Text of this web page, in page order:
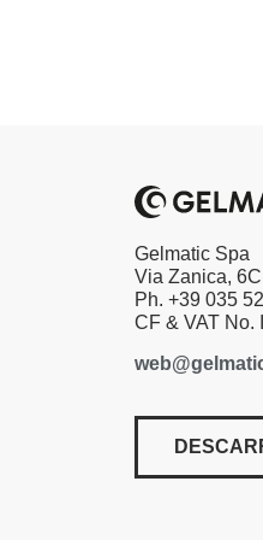
Gelmatic Spa
Via Zanica,
Ph. +39 035
CF & VAT No.